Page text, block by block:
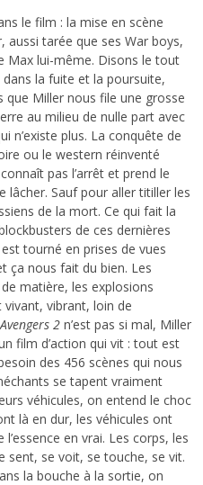
le film : la mise en scène
tarée que ses War boys,
Max lui-même. Disons le tout
dans la fuite et la poursuite,
Miller nous file une grosse
au milieu de nulle part avec
n’existe plus. La conquête de
ou le western réinventé
pas l’arrêt et prend le
lâcher. Sauf pour aller titiller les
de la mort. Ce qui fait la
de ces dernières
tourné en prises de vues
ça nous fait du bien. Les
matière, les explosions
vibrant, loin de
Avengers 2 n’est pas si mal, Miller
film d’action qui vit : tout est
des 456 scènes qui nous
se tapent vraiment
véhicules, on entend le choc
là en dur, les véhicules ont
en vrai. Les corps, les
sent, se voit, se touche, se vit.
la bouche à la sortie, on